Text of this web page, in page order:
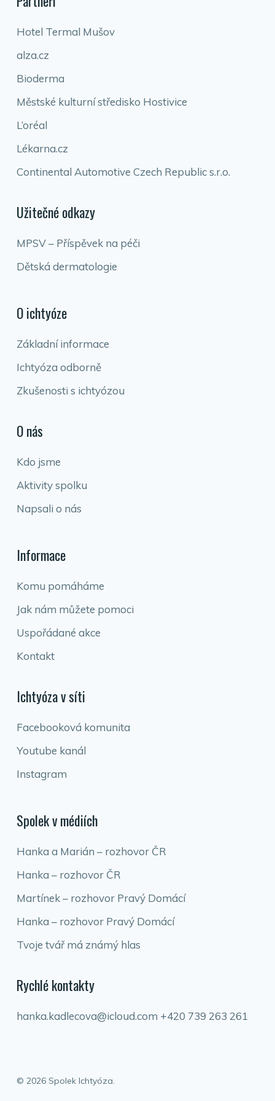
Hotel Termal Mušov
alza.cz
Bioderma
Městské kulturní středisko Hostivice
L’oréal
Lékarna.cz
Continental Automotive Czech Republic s.r.o.
Užitečné odkazy
MPSV – Příspěvek na péči
Dětská dermatologie
O ichtyóze
Základní informace
Ichtyóza odborně
Zkušenosti s ichtyózou
O nás
Kdo jsme
Aktivity spolku
Napsali o nás
Informace
Komu pomáháme
Jak nám můžete pomoci
Uspořádané akce
Kontakt
Ichtyóza v síti
Facebooková komunita
Youtube kanál
Instagram
Spolek v médiích
Hanka a Marián – rozhovor ČR
Hanka – rozhovor ČR
Martínek – rozhovor Pravý Domácí
Hanka – rozhovor Pravý Domácí
Tvoje tvář má známý hlas
Rychlé kontakty
hanka.kadlecova@icloud.com +420 739 263 261
© 2026 Spolek Ichtyóza.